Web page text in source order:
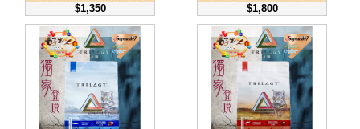
$1,350
$1,800